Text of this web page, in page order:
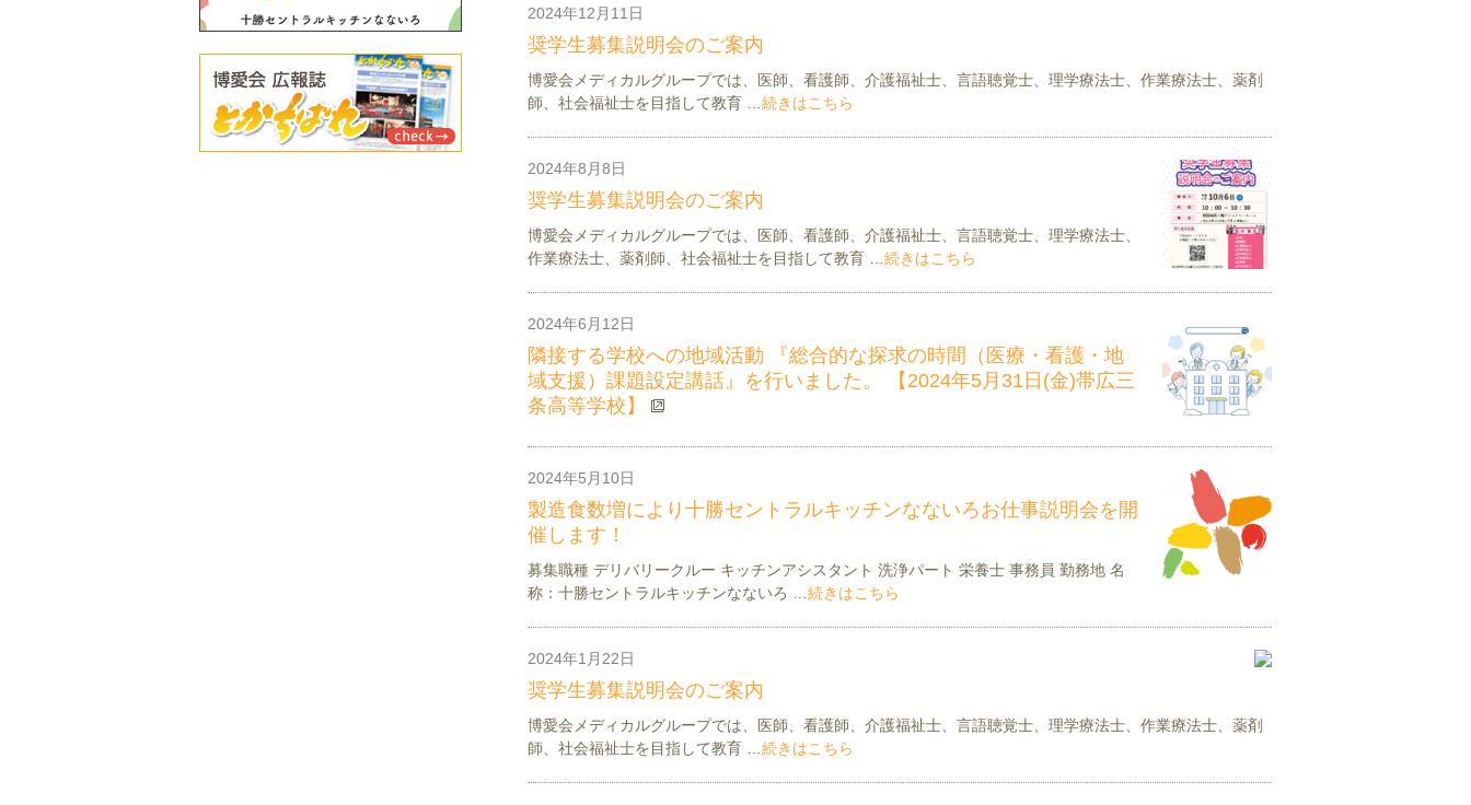
2024年12月11日
奨学生募集説明会のご案内
博愛会メディカルグループでは、医師、看護師、介護福祉士、言語聴覚士、理学療法士、作業療法士、薬剤
師、社会福祉士を目指して教育 … 続きはこちら
2024年8月8日
奨学生募集説明会のご案内
博愛会メディカルグループでは、医師、看護師、介護福祉士、言語聴覚士、理学療法士、
作業療法士、薬剤師、社会福祉士を目指して教育 … 続きはこちら
2024年6月12日
隣接する学校への地域活動 『総合的な探求の時間（医療・看護・地
域支援）課題設定講話』を行いました。 【2024年5月31日(金)帯広三
条高等学校】
2024年5月10日
製造食数増により十勝セントラルキッチンなないろお仕事説明会を開
催します！
募集職種 デリバリークルー キッチンアシスタント 洗浄パート 栄養士 事務員 勤務地 名
称：十勝セントラルキッチンなないろ … 続きはこちら
2024年1月22日
奨学生募集説明会のご案内
博愛会メディカルグループでは、医師、看護師、介護福祉士、言語聴覚士、理学療法士、作業療法士、薬剤
師、社会福祉士を目指して教育 … 続きはこちら